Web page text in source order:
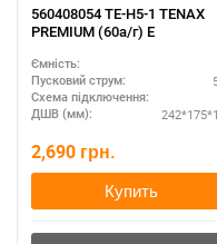
560408054 TE-H5-1 TENAX
PREMIUM (60а/г) E
Ємність:
Пусковий струм:
Схема підключення:
ДШВ (мм):
2,690 грн.
Купить